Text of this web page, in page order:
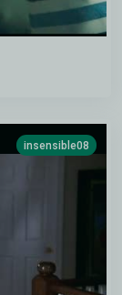
insensible08